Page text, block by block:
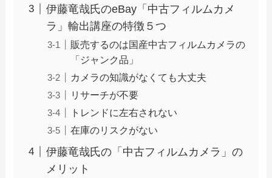
伊藤竜哉氏のeBay「中古フィルムカメ
ラ」輸出講座の特徴５つ
販売するのは国産中古フィルムカメラの
「ジャンク品」
カメラの知識がなくても大丈夫
リサーチが不要
トレンドに左右されない
在庫のリスクがない
伊藤竜哉氏の「中古フィルムカメラ」の
メリット